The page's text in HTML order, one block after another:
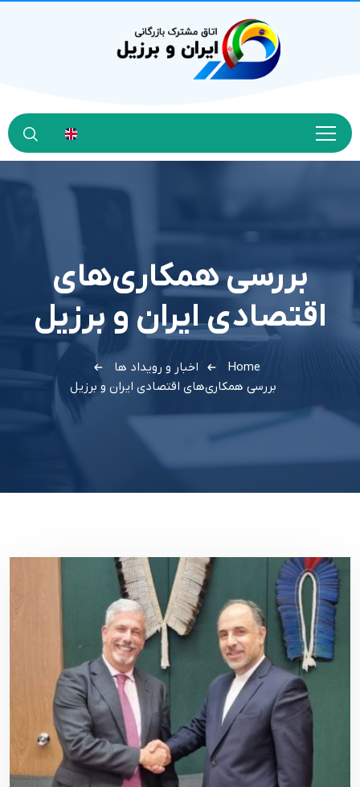
بررسی همکاری‌های
اقتصادی ایران و برزیل
Home
اخبار و رویداد ها
بررسی همکاری‌های اقتصادی ایران و برزیل